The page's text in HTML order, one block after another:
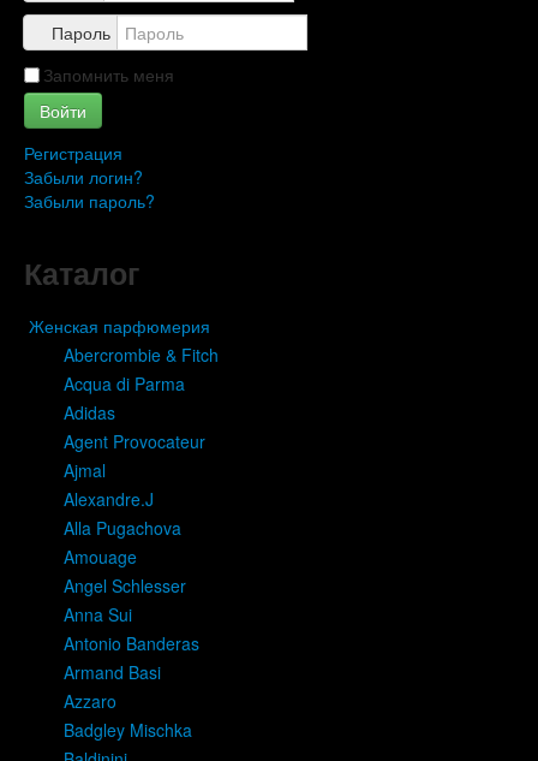
Пароль
Запомнить меня
Войти
Регистрация
Забыли логин?
Забыли пароль?
Каталог
Женская парфюмерия
Abercrombie & Fitch
Acqua di Parma
Adidas
Agent Provocateur
Ajmal
Alexandre.J
Alla Pugachova
Amouage
Angel Schlesser
Anna Sui
Antonio Banderas
Armand Basi
Azzaro
Badgley Mischka